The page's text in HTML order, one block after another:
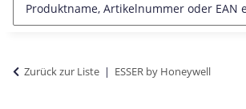
Zurück zur Liste ESSER by Honeywell